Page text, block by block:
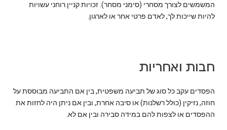
המשמשים לצורך מסחרי (סימני מסחר). זכויות קניין רוחני עשויות
להיות שייכות לך, לאדם פרטי אחר או לארגון.
חבות ואחריות
הפסדים עקב כל סוג של תביעה משפטית, בין אם התביעה מבוססת על
חוזה, נזיקין (כולל רשלנות) או סיבה אחרת, ובין אם ניתן היה לחזות את
ההפסדים או לצפות להם במידה סבירה ובין אם לא.